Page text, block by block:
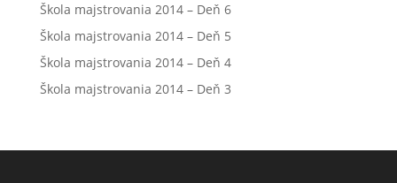
Škola majstrovania 2014 – Deň 6
Škola majstrovania 2014 – Deň 5
Škola majstrovania 2014 – Deň 4
Škola majstrovania 2014 – Deň 3